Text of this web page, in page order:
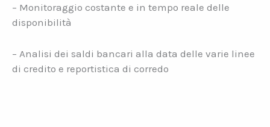
– Monitoraggio costante e in tempo reale delle
disponibilità
– Analisi dei saldi bancari alla data delle varie linee
di credito e reportistica di corredo